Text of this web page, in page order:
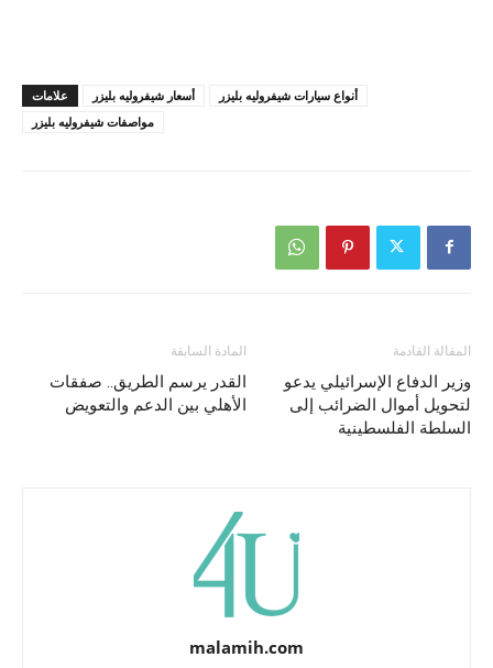
علامات أسعار شيفروليه بليزر
أنواع سيارات شيفروليه بليزر
مواصفات شيفروليه بليزر
المادة السابقة
القدر يرسم الطريق.. صفقات
الأهلي بين الدعم والتعويض
المقالة القادمة
وزير الدفاع الإسرائيلي يدعو
لتحويل أموال الضرائب إلى
السلطة الفلسطينية
malamih.com